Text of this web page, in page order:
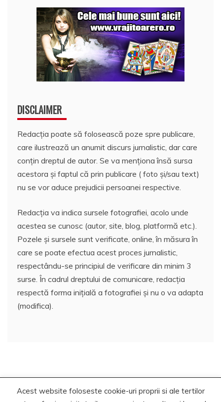
DISCLAIMER
Redacția poate să folosească poze spre publicare,
care ilustrează un anumit discurs jurnalistic, dar care
conțin dreptul de autor. Se va menționa însă sursa
acestora și faptul că prin publicare ( foto și/sau text)
nu se vor aduce prejudicii persoanei respective.
Redacția va indica sursele fotografiei, acolo unde
acestea se cunosc (autor, site, blog, platformă etc.).
Pozele și sursele sunt verificate, online, în măsura în
care se poate efectua acest proces jurnalistic,
respectându-se principiul de verificare din minim 3
surse. În cadrul dreptului de comunicare, redacția
respectă forma inițială a fotografiei și nu o va adapta
(modifica).
Copyrights. © 2020-2023 Segra Media
Acest website foloseste cookie-uri proprii si ale tertilor